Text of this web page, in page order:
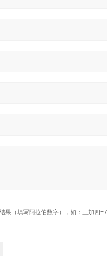
果（填写阿拉伯数字），如：三加四=7